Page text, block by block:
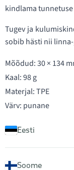
kindlama
Tugev ja
sobib hästi nii
Mõõdud: 30 × 134
Kaal: 98 g
Materjal: TPE
Värv: punane
Eesti
Soome